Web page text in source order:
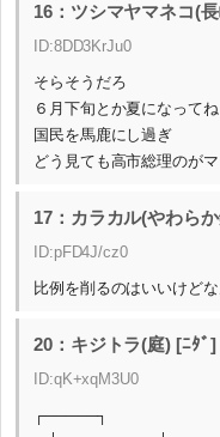
16：ツシマヤマネコ(
ID:8DD3KrJu0
そらそうだろ
６月下旬とか夏になって
国民を馬鹿にし過ぎ
どう見ても高市総理のが
17：カラカル(やわら
ID:pFD4J/cz0
比例を削るのはいいけど
20：キジトラ(庭) [ﾆﾀﾞ]
ID:qK+xqM3U0
┌─────┐